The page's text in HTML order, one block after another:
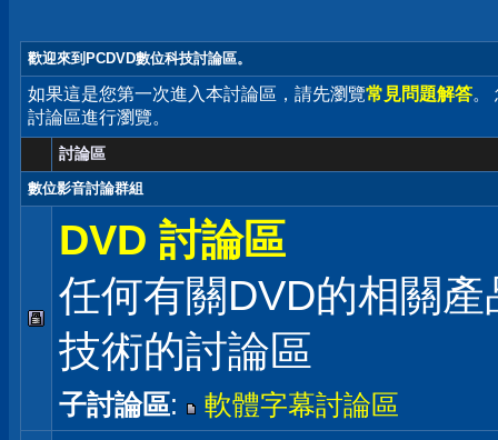
歡迎來到PCDVD數位科技討論區。
如果這是您第一次進入本討論區，請先瀏覽常見問題解答。
討論區進行瀏覽。
討論區
數位影音討論群組
DVD 討論區
任何有關DVD的相關產
技術的討論區
子討論區: 軟體字幕討論區